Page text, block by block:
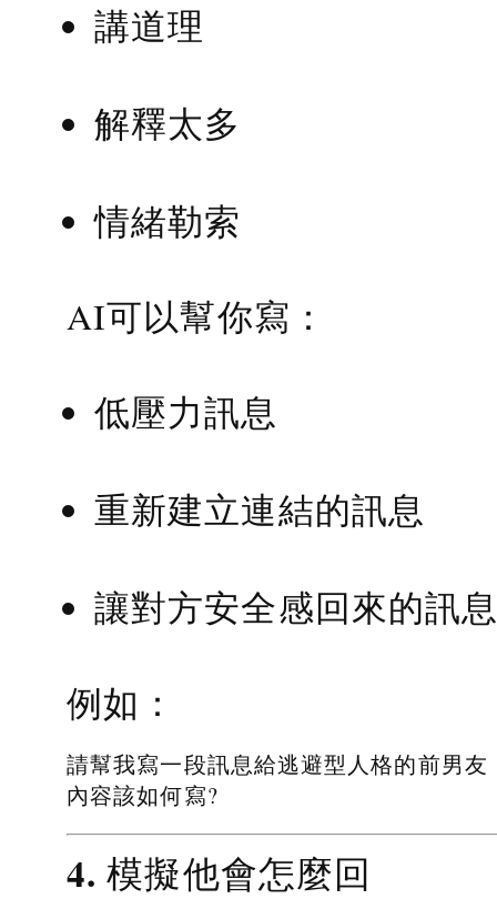
講道理
解釋太多
情緒勒索
AI可以幫你寫：
低壓力訊息
重新建立連結的訊息
讓對方安全感回來的訊
例如：
請幫我寫一段訊息給逃避型人格的前男友
內容該如何寫?
4. 模擬他會怎麼回